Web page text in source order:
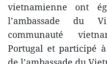
vietnamienne ont
l’ambassade du
communauté
Portugal et participé